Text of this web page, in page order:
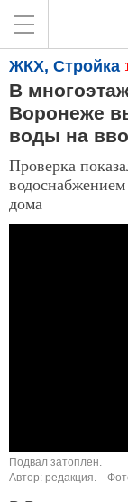
ЖКХ, Стройка
В
Воронеже
воды на
Проверка
дома
Подвал затоплен.
Автор: редакция.